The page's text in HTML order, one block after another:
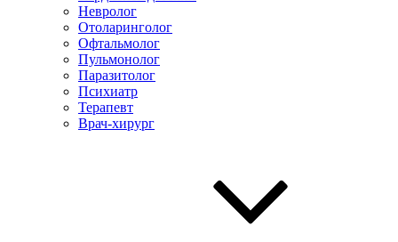
Невролог
Отоларинголог
Офтальмолог
Пульмонолог
Паразитолог
Психиатр
Терапевт
Врач-хирург